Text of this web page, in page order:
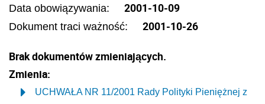
Data obowiązywania: 2001-10-09
Dokument traci ważność: 2001-10-26
Brak dokumentów zmieniających.
Zmienia:
UCHWAŁA NR 11/2001 Rady Polityki Pieniężnej z